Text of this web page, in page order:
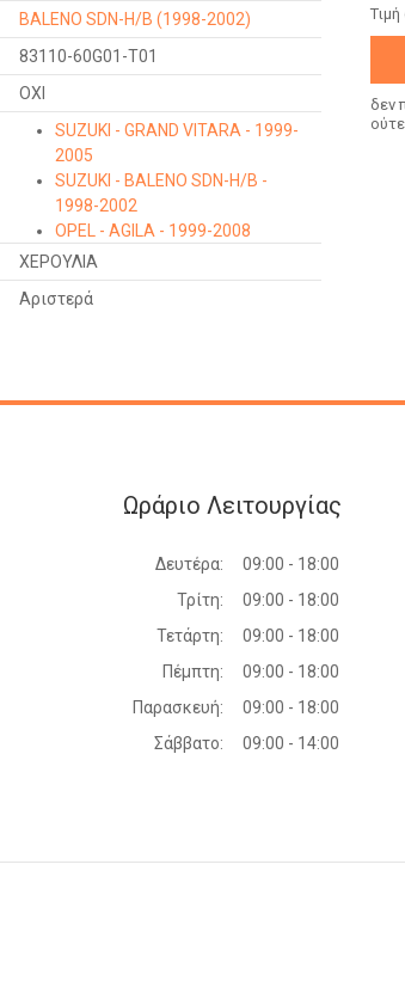
BALENO SDN-H/B (1998-2002)
83110-60G01-T01
ΟΧΙ
SUZUKI - GRAND VITARA - 1999-
2005
SUZUKI - BALENO SDN-H/B -
1998-2002
OPEL - AGILA - 1999-2008
SUZUKI - WAGON R - 1999-2006
SUZUKI - JIMNY - 1998-2018
SUZUKI - BALENO SDN - 1994-
ΧΕΡΟΥΛΙΑ
Αριστερά
δεν
Ωράριο Λειτουργίας
Δευτέρα:
09:00 - 18:00
Τρίτη:
09:00 - 18:00
Τετάρτη:
09:00 - 18:00
Πέμπτη:
09:00 - 18:00
Παρασκευή:
09:00 - 18:00
Σάββατο:
09:00 - 14:00